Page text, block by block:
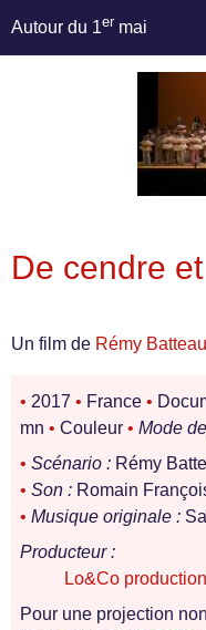
Autour du 1er mai
De cendre et
Un film de Rémy
• 2017 • France •
mn • Couleur • Mode
• Scénario : Rémy
• Son : Romain
• Musique originale :
Producteur :
Lo&Co production
Pour une projection